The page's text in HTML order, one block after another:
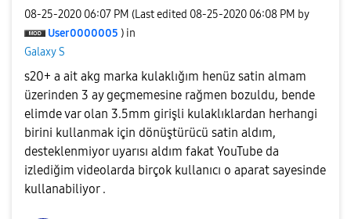
‎08-25-2020 06:07 PM (Last edited ‎08-25-2020 06:08 PM by
User0000005 ) in
Galaxy S
s20+ a ait akg marka kulaklığım henüz satin almam
üzerinden 3 ay geçmemesine rağmen bozuldu, bende
elimde var olan 3.5mm girişli kulaklıklardan herhangi
birini kullanmak için dönüştürücü satin aldım,
desteklenmiyor uyarısı aldım fakat YouTube da
izlediğim videolarda birçok kullanıcı o aparat sayesinde
kullanabiliyor .